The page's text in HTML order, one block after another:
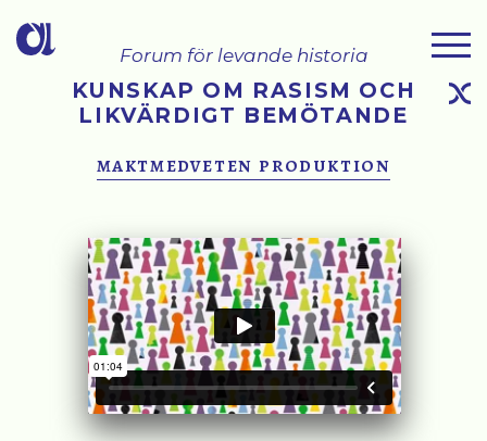
Forum för levande historia
KUNSKAP OM RASISM OCH
LIKVÄRDIGT BEMÖTANDE
maktmedveten produktion